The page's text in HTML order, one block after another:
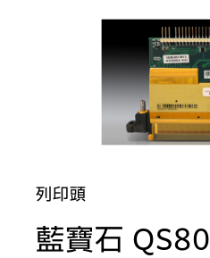
列印頭
藍寶石 QS80